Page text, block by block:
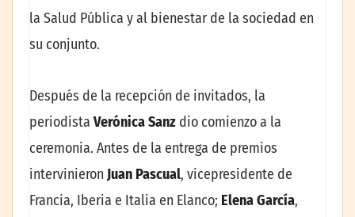
la Salud Pública y al bienestar de la sociedad en
su conjunto.
Después de la recepción de invitados, la
periodista Verónica Sanz dio comienzo a la
ceremonia. Antes de la entrega de premios
intervinieron Juan Pascual, vicepresidente de
Francia, Iberia e Italia en Elanco; Elena García,